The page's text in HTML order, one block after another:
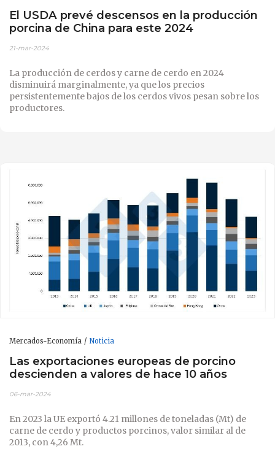
El USDA prevé descensos en la producción
porcina de China para este 2024
21-mar-2024
La producción de cerdos y carne de cerdo en 2024
disminuirá marginalmente, ya que los precios
persistentemente bajos de los cerdos vivos pesan sobre los
productores.
Mercados-Economía Noticia
Las exportaciones europeas de porcino
descienden a valores de hace 10 años
06-mar-2024
En 2023 la UE exportó 4.21 millones de toneladas (Mt) de
carne de cerdo y productos porcinos, valor similar al de
2013, con 4,26 Mt.